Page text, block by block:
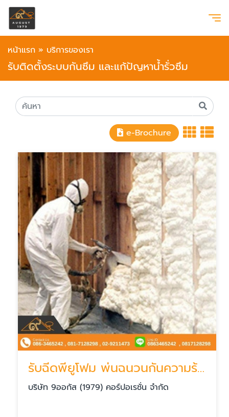
หน้าแรก » บริการของเรา
รับติดตั้งระบบกันซึม และแก้ปัญหาน้ำรั่วซึม
e-Brochure
รับฉีดพียูโฟม พ่นฉนวนกันความร้อน
บริษัท 9ออกัส (1979) คอร์ปอเรชั่น จำกัด